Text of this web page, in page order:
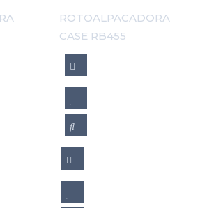
ROTOALPACADORA
CASE RB455